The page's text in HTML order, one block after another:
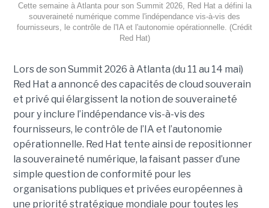
Cette semaine à Atlanta pour son Summit 2026, Red Hat a défini la
souveraineté numérique comme l'indépendance vis-à-vis des
fournisseurs, le contrôle de l'IA et l'autonomie opérationnelle. (Crédit
Red Hat)
Lors de son Summit 2026 à Atlanta (du 11 au 14 mai)
Red Hat a annoncé des capacités de cloud souverain
et privé qui élargissent la notion de souveraineté
pour y inclure l’indépendance vis-à-vis des
fournisseurs, le contrôle de l’IA et l’autonomie
opérationnelle. Red Hat tente ainsi de repositionner
la souveraineté numérique, la faisant passer d’une
simple question de conformité pour les
organisations publiques et privées européennes à
une priorité stratégique mondiale pour toutes les